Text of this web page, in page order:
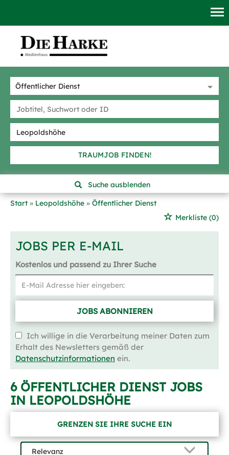
TRAUMJOB FINDEN!
Suche ausblenden
Start
Leopoldshöhe
Öffentlicher Dienst
Merkliste (0)
JOBS PER E-MAIL
Kostenlos und passend zu Ihrer Suche
JOBS ABONNIEREN
Ich willige in die Verarbeitung meiner Daten zum
Erhalt des Newsletters gemäß der
Datenschutzinformationen ein.
6 ÖFFENTLICHER DIENST JOBS
IN LEOPOLDSHÖHE
GRENZEN SIE IHRE SUCHE EIN